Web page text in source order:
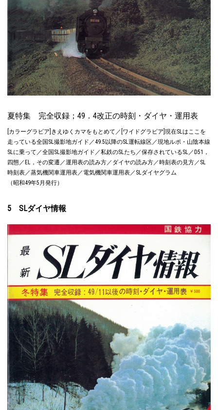
夏特集 完全収録；49．4改正の時刻・ダイヤ・運用表
[カラーグラビア]きえゆくカマをもとめて／[ワイドグラビア]現在SLはここを
走っている全国SL撮影地ガイド／49.5以降のSL運転線区／現地ルポ・山陰本線
SLに乗って／全国SL撮影地ガイド／私鉄のSLたち／保存されているSL／D51，
四態／EL，その変遷／運用表の読み方／ダイヤの読み方／時刻表の見方／SL
時刻表／蒸気機関車運用表／電気機関車運用表／SLダイヤグラム
（昭和49年5月発行）
5 SLダイヤ情報